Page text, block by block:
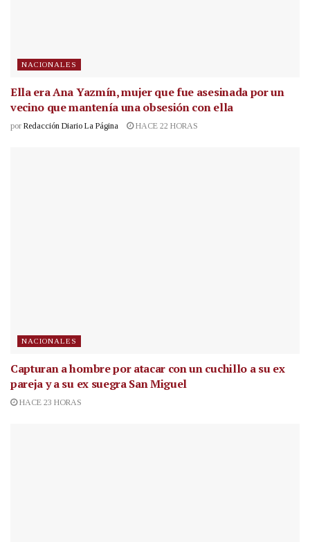
NACIONALES
Ella era Ana Yazmín, mujer que fue asesinada por un
vecino que mantenía una obsesión con ella
por Redacción Diario La Página HACE 22 HORAS
NACIONALES
Capturan a hombre por atacar con un cuchillo a su ex
pareja y a su ex suegra San Miguel
HACE 23 HORAS